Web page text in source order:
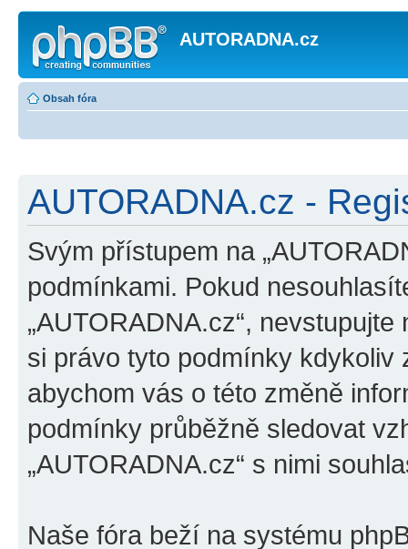
AUTORADNA.cz
Obsah fóra
AUTORADNA.cz -
Svým přístupem na
podmínkami. Pokud
„AUTORADNA.cz“,
si právo tyto podmínky kdykoliv
abychom vás o této změně
podmínky průběžně sledovat
„AUTORADNA.cz“ s nimi
Naše fóra beží na systému